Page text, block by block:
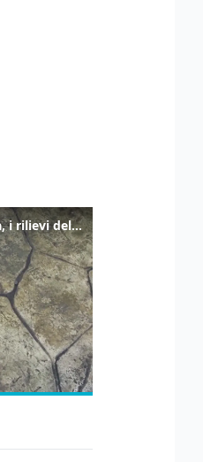
Sparatoria in una scuola in Thailandia, i rilievi della polizia